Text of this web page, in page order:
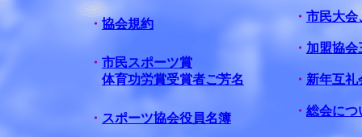
・協会規約
・ 市民大会
・ 市民スポーツ賞
・ 加盟協会
体育功労賞受賞者ご芳名 ・ 新年互礼
・ スポーツ協会役員名簿
・ 総会につ